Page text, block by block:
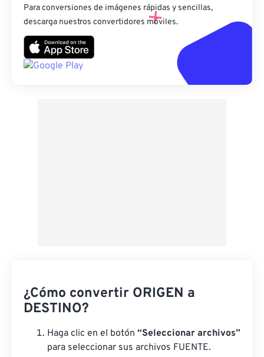
Para conversiones de imágenes rápidas y sencillas,
descarga nuestros convertidores móviles.
¿Cómo convertir ORIGEN a
DESTINO?
Haga clic en el botón “Seleccionar archivos”
para seleccionar sus archivos FUENTE.